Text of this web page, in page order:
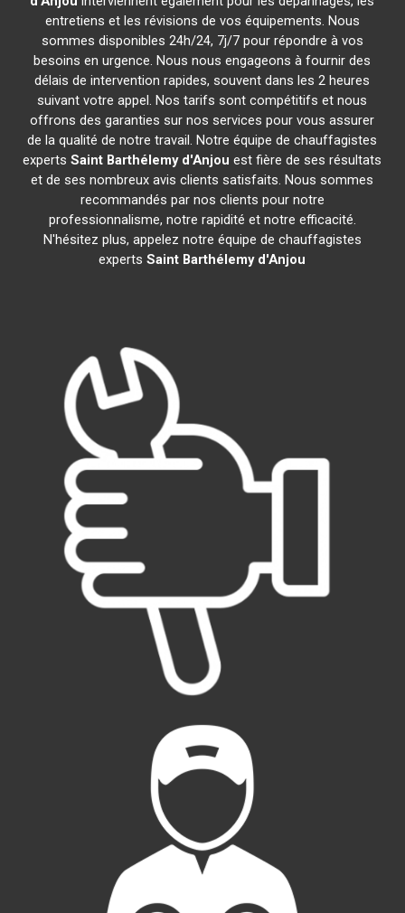
entretiens et les révisions de vos équipements. Nous
sommes disponibles 24h/24, 7j/7 pour répondre à vos
besoins en urgence. Nous nous engageons à fournir des
délais de intervention rapides, souvent dans les 2 heures
suivant votre appel. Nos tarifs sont compétitifs et nous
offrons des garanties sur nos services pour vous assurer
de la qualité de notre travail. Notre équipe de chauffagistes
expertsSaint Barthélemy d'Anjou est fière de ses résultats
et de ses nombreux avis clients satisfaits. Nous sommes
recommandés par nos clients pour notre
professionnalisme, notre rapidité et notre efficacité.
N'hésitez plus, appelez notre équipe de chauffagistes
expertsSaint Barthélemy d'Anjou